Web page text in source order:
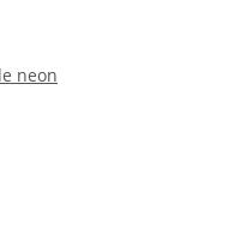
neon